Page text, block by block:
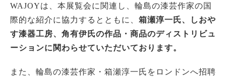
WAJOYは、本展覧会に関連し、輪島の漆芸作家の国
際的な紹介に協力するとともに、 箱瀬淳一氏、しおや
す漆器工房、角有伊氏の作品・商品のディストリビュ
ーションに関わらせていただいております。
また、輪島の漆芸作家・箱瀬淳一氏をロンドンへ招聘